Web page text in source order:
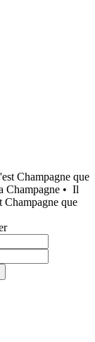
Champagne que
Champagne • Il
Champagne que